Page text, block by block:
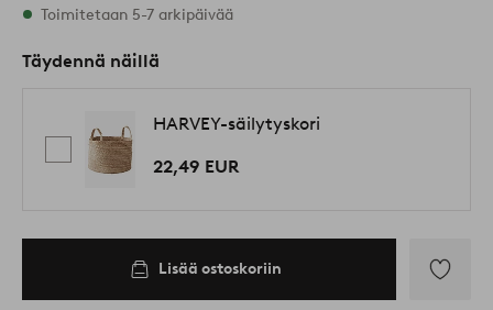
Varastossa
Toimitetaan 5-7 arkipäivää
Täydennä näillä
HARVEY-säilytyskori
22,49 EUR
Lisää ostoskoriin